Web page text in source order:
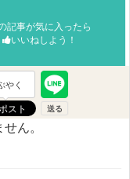
記事が気に入ったら
いいねしよう！
やく
ん。